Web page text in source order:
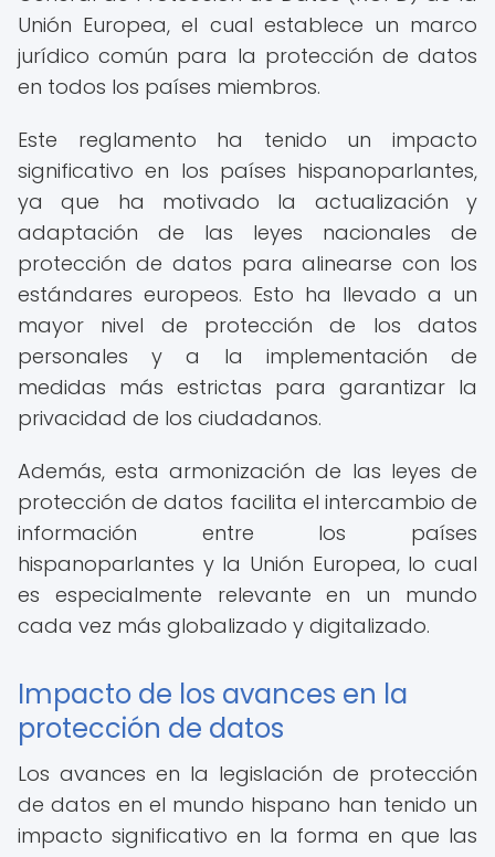
Unión Europea, el cual establece un marco
jurídico común para la protección de datos
en todos los países miembros.
Este reglamento ha tenido un impacto
significativo en los países hispanoparlantes,
ya que ha motivado la actualización y
adaptación de las leyes nacionales de
protección de datos para alinearse con los
estándares europeos. Esto ha llevado a un
mayor nivel de protección de los datos
personales y a la implementación de
medidas más estrictas para garantizar la
privacidad de los ciudadanos.
Además, esta armonización de las leyes de
protección de datos facilita el intercambio de
información entre los países
hispanoparlantes y la Unión Europea, lo cual
es especialmente relevante en un mundo
cada vez más globalizado y digitalizado.
Impacto de los avances en la
protección de datos
Los avances en la legislación de protección
de datos en el mundo hispano han tenido un
impacto significativo en la forma en que las